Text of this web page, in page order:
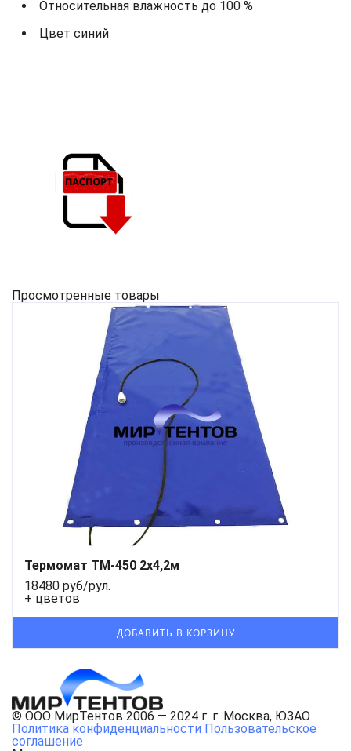
Относительная влажность до 100 %
Цвет синий
Просмотренные товары
Термомат ТМ-450 2x4,2м
18480 руб/рул.
+ цветов
© ООО МирТентов 2006 — 2024 г. г. Москва, ЮЗАО
Политика конфиденциальности Пользовательское
соглашение